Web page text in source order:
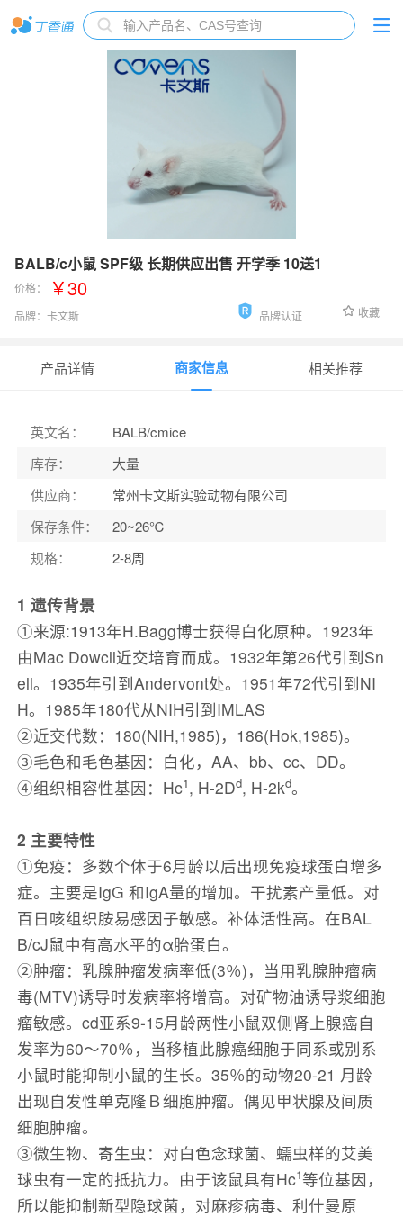
BALB/c小鼠 SPF级 长期供应出售 开学季 10送1
价格： ￥30
品牌： 卡文斯 品牌认证 收藏
产品详情 商家信息 相关推荐
英文名：
BALB/cmice
库存：
大量
供应商：
常州卡文斯实验动物有限公司
保存条件：
20~26℃
规格： 2-8周
1 遗传背景
①来源:1913年H.Bagg博士获得白化原种。1923年
由Mac Dowcll近交培育而成。1932年第26代引到Sn
ell。1935年引到Andervont处。1951年72代引到NI
H。1985年180代从NIH引到IMLAS
②近交代数：180(NIH,1985)，186(Hok,1985)。
③毛色和毛色基因：白化，AA、bb、cc、DD。
④组织相容性基因：Hc1, H-2Dd, H-2kd。
2 主要特性
①免疫：多数个体于6月龄以后出现免疫球蛋白增多
症。主要是IgG 和IgA量的增加。干扰素产量低。对
百日咳组织胺易感因子敏感。补体活性高。在BAL
B/cJ鼠中有高水平的α胎蛋白。
②肿瘤：乳腺肿瘤发病率低(3％)，当用乳腺肿瘤病
毒(MTV)诱导时发病率将增高。对矿物油诱导浆细胞
瘤敏感。cd亚系9-15月龄两性小鼠双侧肾上腺癌自
发率为60～70％，当移植此腺癌细胞于同系或别系
小鼠时能抑制小鼠的生长。35％的动物20-21 月龄
出现自发性单克隆Ｂ细胞肿瘤。偶见甲状腺及间质
细胞肿瘤。
③微生物、寄生虫：对白色念球菌、蠕虫样的艾美
球虫有一定的抵抗力。由于该鼠具有Hc1等位基因，
所以能抑制新型隐球菌，对麻疹病毒、利什曼原